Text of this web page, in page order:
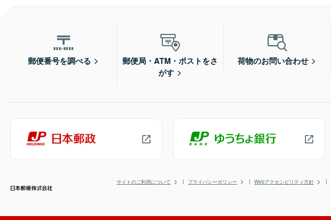
郵便番号を調べる
郵便局・ATM・ポストをさ
がす
荷物のお問い合わせ
サイトのご利用について プライバシーポリシー Webアクセシビリティ方針